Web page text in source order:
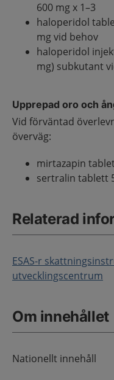
600 mg x 1–3
haloperidol
mg vid behov
haloperidol
mg) subkutant
Upprepad oro och
Vid förväntad
överväg:
mirtazapin
sertralin tablett
Relaterad
ESAS-r
utvecklingscentrum
Om innehållet
Nationellt innehåll